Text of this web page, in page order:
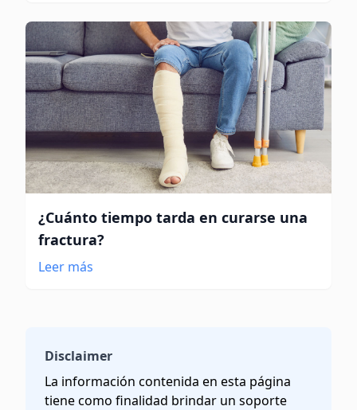
¿Cuánto tiempo tarda en curarse una
fractura?
Leer más
Disclaimer
La información contenida en esta página
tiene como finalidad brindar un soporte